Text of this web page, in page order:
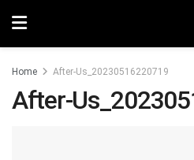
Home After-Us_20230516220719
After-